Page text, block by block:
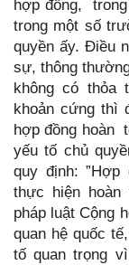
hợp đồng,
trong một số
quyền ấy. Điều
sự, thông
không có thỏa
khoản cứng thì
hợp đồng hoàn
yếu tố chủ
quy định:
thực hiện hoàn
pháp luật Cộng
quan hệ quốc
tố quan trọng